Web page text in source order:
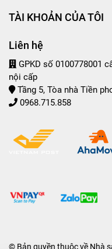
TÀI KHOẢN CỦA TÔI
Liên hệ
GPKD số 0100778001
nội cấp
Tầng 5, Tòa nhà Tiền
0968.715.858
© Bản quyền thuộc về Nhà